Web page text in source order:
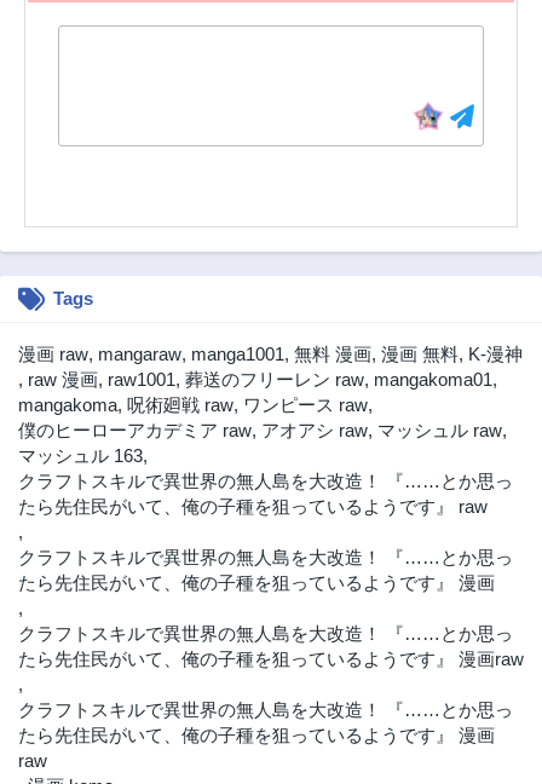
Tags
漫画 raw, mangaraw, manga1001, 無料 漫画, 漫画 無料, K-漫神
, raw 漫画, raw1001, 葬送のフリーレン raw, mangakoma01,
mangakoma, 呪術廻戦 raw, ワンピース raw,
僕のヒーローアカデミア raw, アオアシ raw, マッシュル raw,
マッシュル 163,
クラフトスキルで異世界の無人島を大改造！ 『……とか思っ
たら先住民がいて、俺の子種を狙っているようです』 raw
,
クラフトスキルで異世界の無人島を大改造！ 『……とか思っ
たら先住民がいて、俺の子種を狙っているようです』 漫画
,
クラフトスキルで異世界の無人島を大改造！ 『……とか思っ
たら先住民がいて、俺の子種を狙っているようです』 漫画raw
,
クラフトスキルで異世界の無人島を大改造！ 『……とか思っ
たら先住民がいて、俺の子種を狙っているようです』 漫画
raw